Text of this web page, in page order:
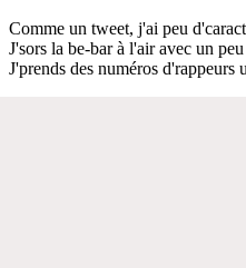
Comme un tweet, j'ai peu
J'sors la be-bar à l'air avec un
J'prends des numéros d'rappeurs